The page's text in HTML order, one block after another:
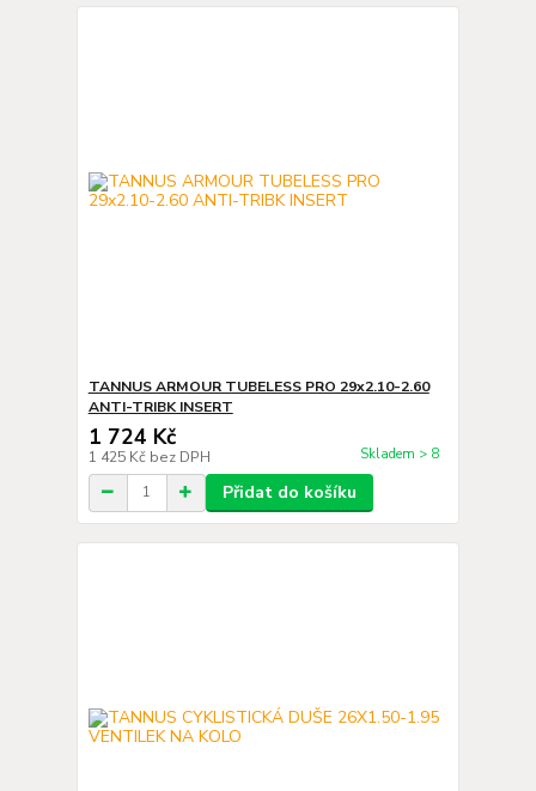
TANNUS ARMOUR TUBELESS PRO 29x2.10-2.60
ANTI-TRIBK INSERT
1 724 Kč
1 425 Kč bez DPH Skladem > 8
Přidat do košíku